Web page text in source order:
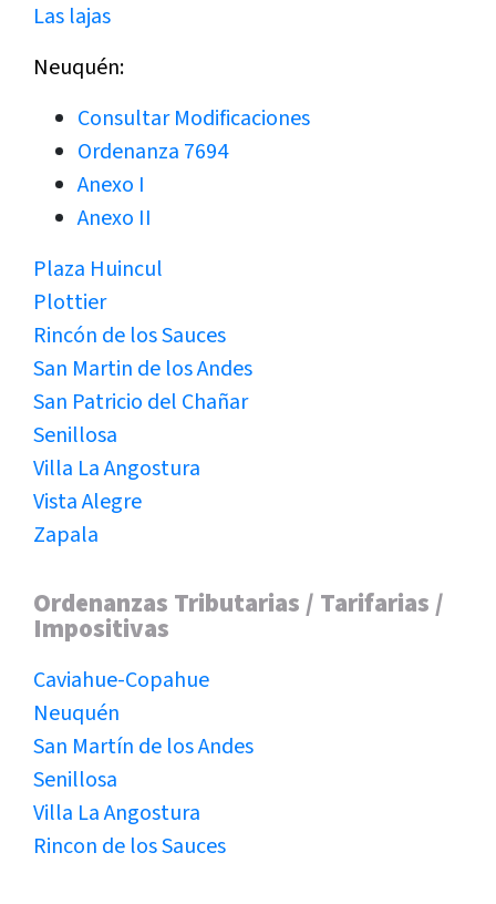
Las lajas
Neuquén:
Consultar Modificaciones
Ordenanza 7694
Anexo I
Anexo II
Plaza Huincul
Plottier
Rincón de los Sauces
San Martin de los Andes
San Patricio del Chañar
Senillosa
Villa La Angostura
Vista Alegre
Zapala
Ordenanzas Tributarias / Tarifarias /
Impositivas
Caviahue-Copahue
Neuquén
San Martín de los Andes
Senillosa
Villa La Angostura
Rincon de los Sauces